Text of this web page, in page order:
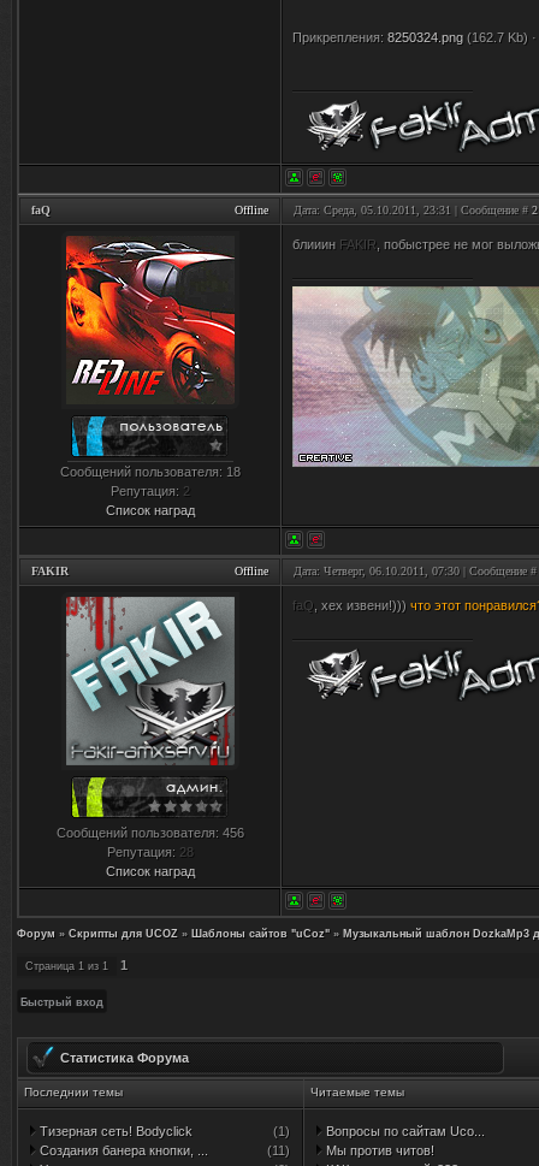
Прикрепления: 8250324.png (162.7 Kb) ·
faQ Offline Дата: Среда, 05.10.2011, 23:31 | Сообщение # 2
Сообщений пользователя: 18
Репутация: 2
Список наград
блииин FAKIR , побыстрее не мог
FAKIR Offline Дата: Четверг, 06.10.2011, 07:30 | Сообщение #
Сообщений пользователя: 456
Репутация: 28
Список наград
faQ , хех извени!))) что этот
Форум » Скрипты для UCOZ » Шаблоны сайтов "uCoz" » Музыкальный шаблон DozkaMp3
Страница 1 из 1 1
Статистика Форума
Последнии темы Читаемые темы
Тизерная сеть! Bodyclick
(1)
Создания банера кнопки, ...
(11)
Вопросы по сайтам Uco...
Мы против читов!